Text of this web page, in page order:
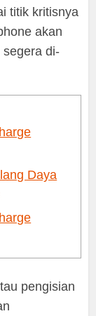
titik kritisnya
akan
segera di-
Daya
pengisian